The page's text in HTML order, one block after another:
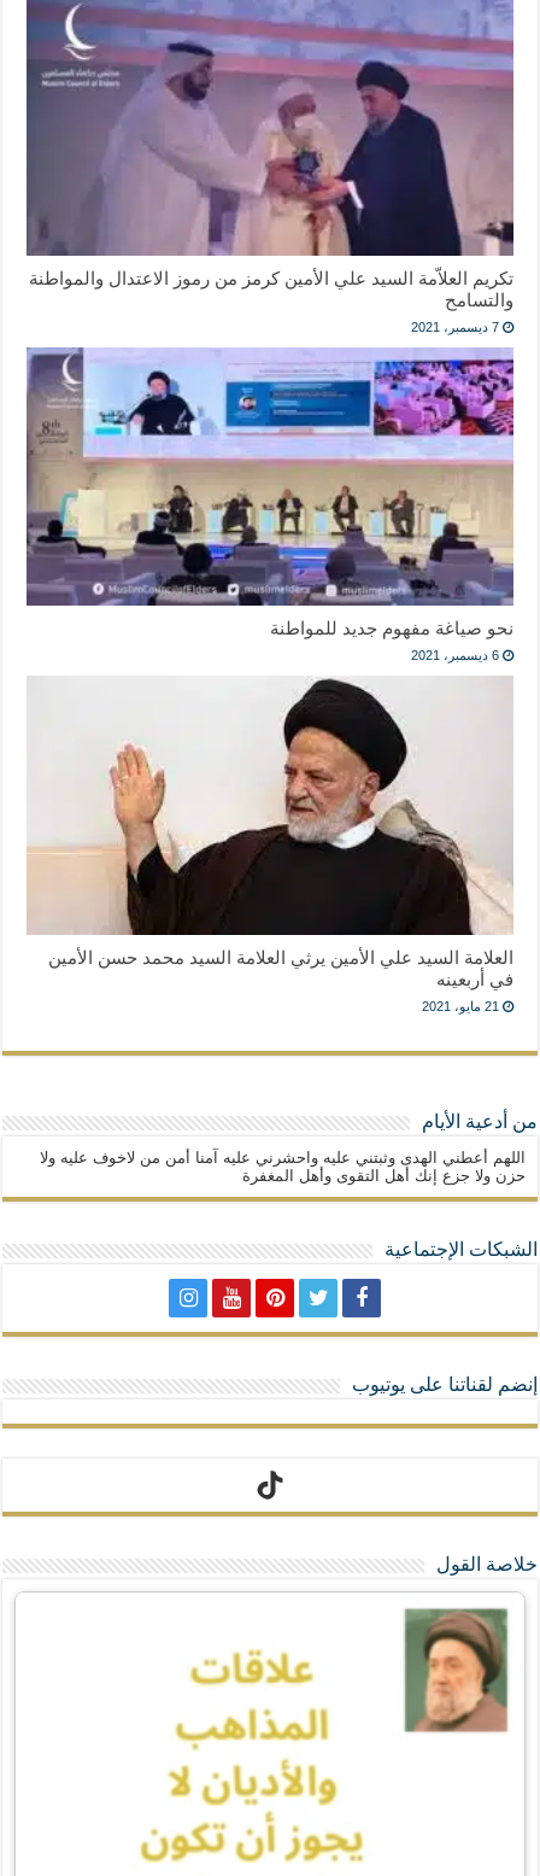
تكريم العلاّمة السيد علي الأمين كرمز من رموز الاعتدال والمواطنة
والتسامح
7 ديسمبر، 2021
نحو صياغة مفهوم جديد للمواطنة
6 ديسمبر، 2021
العلامة السيد علي الأمين يرثي العلامة السيد محمد حسن الأمين
في أربعينه
21 مايو، 2021
من أدعية الأيام
اللهم أعطني الهدى وثبتني عليه واحشرني عليه آمنا أمن من لاخوف عليه ولا
حزن ولا جزع إنك أهل التقوى وأهل المغفرة
الشبكات الإجتماعية
إنضم لقناتنا على يوتيوب
تيك توك
خلاصة القول